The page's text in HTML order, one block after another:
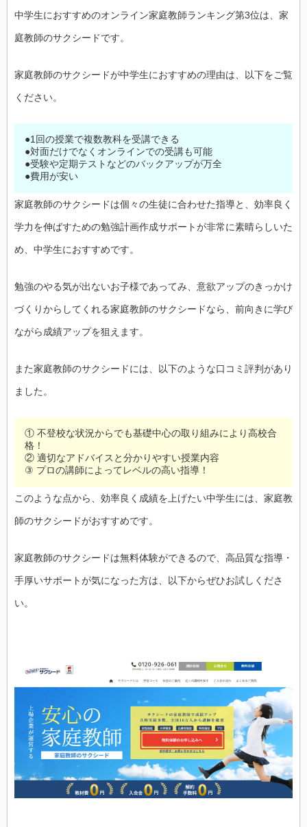
中学生におすすめのオンライン家庭教師ランキング第3位は、家
庭教師のサクシードです。
家庭教師のサクシードが中学生におすすめの理由は、以下をご覧
ください。
●1回の授業で複数教科を受講できる
●対面だけでなくオンラインでの受講も可能
●受験や定期テストなどのバックアップが万全
●費用が安い
家庭教師のサクシードは個々の生徒に合わせた指導と、効率良く
学力を伸ばすための勉強計画作成サポートが非常に素晴らしいた
め、中学生におすすめです。
勉強のやる気が出ないお子様であってみ、意欲アップのきっかけ
づくりからしてくれる家庭教師のサクシードなら、前向きに学び
ながら成績アップを狙えます。
また家庭教師のサクシードには、以下のような口コミ評判があり
ました。
① 不登校な状況からでも基礎中心の取り組みにより高校合
格！
② 適切なアドバイスと分かりやすい授業内容
③ プロの講師によってレベルの高い指導！
このような点から、効率良く成績を上げたい中学生には、家庭教
師のサクシードがおすすめです。
家庭教師のサクシードは無料体験ができるので、高品質な指導・
手厚いサポートが気になった方は、以下からぜひお試しくださ
い。